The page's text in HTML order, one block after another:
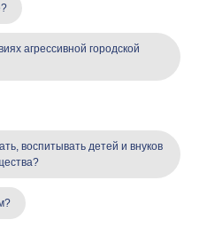
агрессивной городской
воспитывать детей и внуков